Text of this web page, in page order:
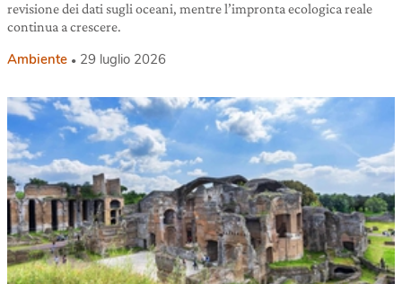
revisione dei dati sugli oceani, mentre l’impronta ecologica reale
continua a crescere.
Ambiente 29 luglio 2026